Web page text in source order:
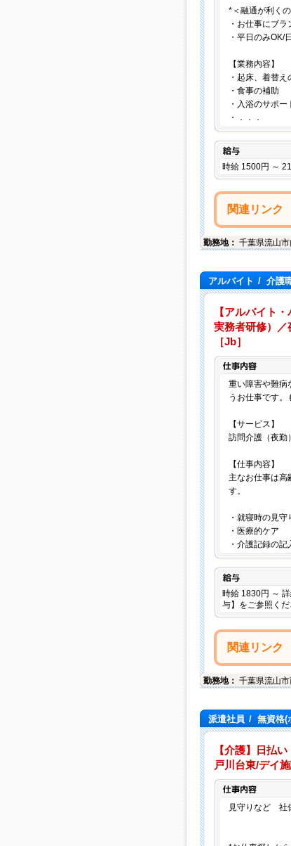
*＜融通が利く
・お仕事にブ
・平日のみOK/
【業務内容】
・起床、着替え
・食事の補助
・入浴のサポー
・．．．
時給 1500円 ～
関連リンク
勤務地： 千葉県流山市
アルバイト / 介護
【アルバイト
実務者研修）／
［Jb］
重い障害や難病
うお仕事です。
【サービス】
訪問介護（夜勤）
【仕事内容】
主なお仕事は高
す。
・就寝時の見守
・医療的ケア
・介護記録の記
時給 1830円 ～
与】をご参照くだ
関連リンク
勤務地： 千葉県流山市
派遣社員 / 無資格(
【介護】日払
戸川台東/デイ施
見守りなど 社